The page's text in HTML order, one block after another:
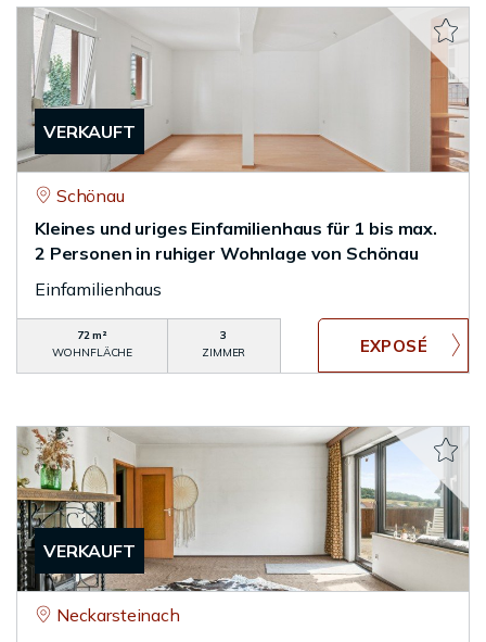
VERKAUFT
Schönau
Kleines und uriges Einfamilienhaus für 1 bis max.
2 Personen in ruhiger Wohnlage von Schönau
Einfamilienhaus
72 m²
WOHNFLÄCHE
3
ZIMMER
VERKAUFT
Neckarsteinach